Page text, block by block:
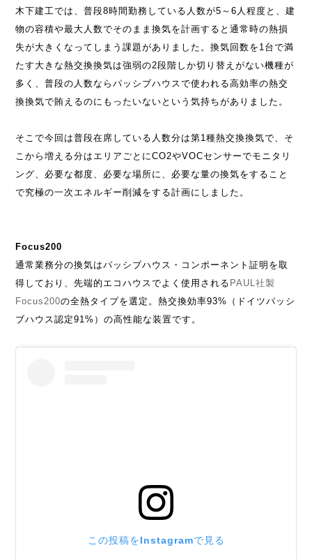
木下建工では、普段8時間勤務している人数が5～6人程度と、建
物の容積や最大人数でそのまま換気を計画すると通常時の熱損
失が大きくなってしまう課題がありました。換気回数を1台で満
たす大きな熱交換換気は強弱の2段階しか切り替えがない機種が
多く、普段の人数ならパッシブハウスで使われる高効率の熱交
換換気で賄えるのにもったいないという気持ちがありました。
そこで今回は普段在席している人数分は第1種熱交換換気で、そ
こから増える分はエリアごとにCO2やVOCセンサーでモニタリ
ング、必要な都度、必要な場所に、必要な量の換気をすること
で究極の一次エネルギー削減をする計画にしました。
Focus200
通常業務分の換気はパッシブハウス・コンポーネント証明を取
得しており、先端的エコハウスでよく使用される PAUL社製
Focus200の全熱タイプを選定。熱交換効率93%（ドイツパッシ
ブハウス認定91%）の高性能な装置です。
この投稿をInstagramで見る